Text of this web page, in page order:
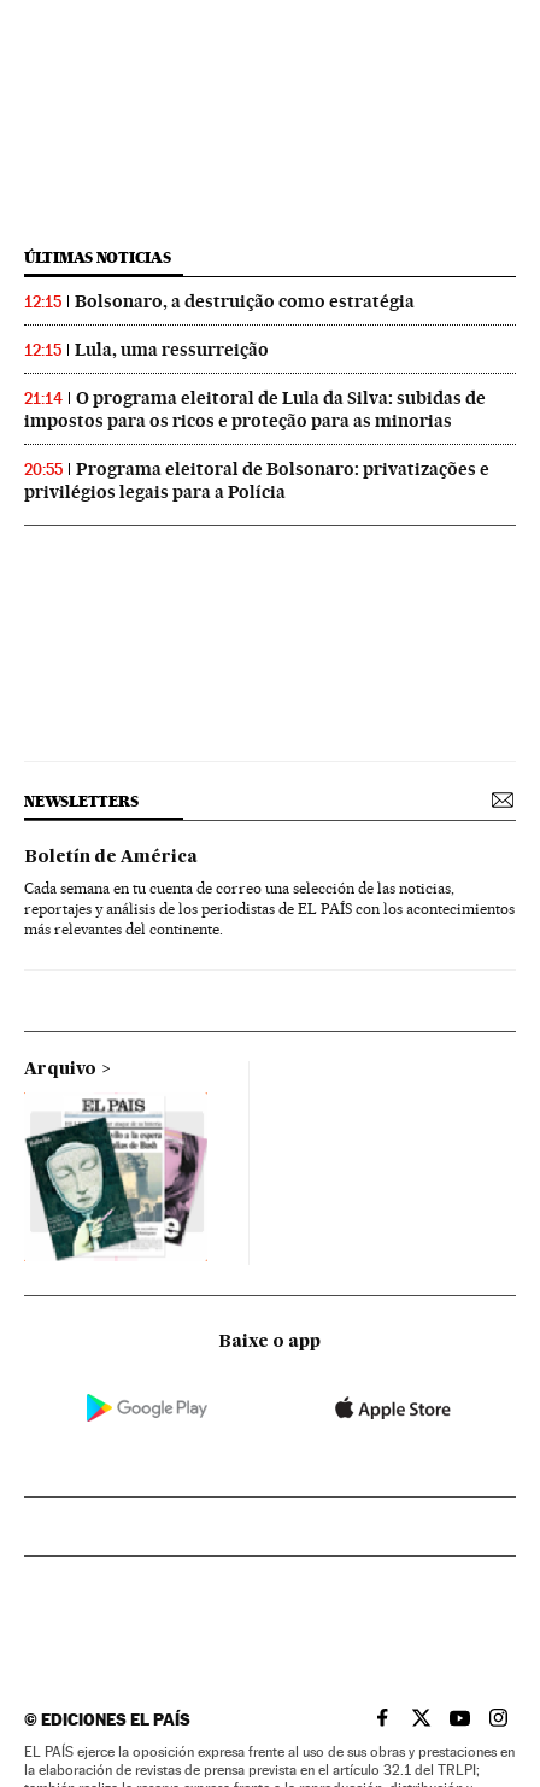
ÚLTIMAS NOTICIAS
12:15 Bolsonaro, a destruição como estratégia
12:15 Lula, uma ressurreição
21:14
O programa eleitoral de Lula da Silva: subidas de
impostos para os ricos e proteção para as minorias
20:55
Programa eleitoral de Bolsonaro: privatizações e
privilégios legais para a Polícia
NEWSLETTERS
Boletín de América
Cada semana en tu cuenta de correo una selección de las noticias,
reportajes y análisis de los periodistas de EL PAÍS con los acontecimientos
más relevantes del continente.
Arquivo
Baixe o app
©EDICIONES EL PAÍS EL PAÍS BRASIL EN
EL PAÍSEL PAÍS
EL
EL PAÍS ejerce la oposición expresa frente al uso de sus obras y prestaciones en
la elaboración de revistas de prensa prevista en el artículo 32.1 del TRLPI;